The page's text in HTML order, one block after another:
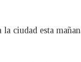
ciudad esta